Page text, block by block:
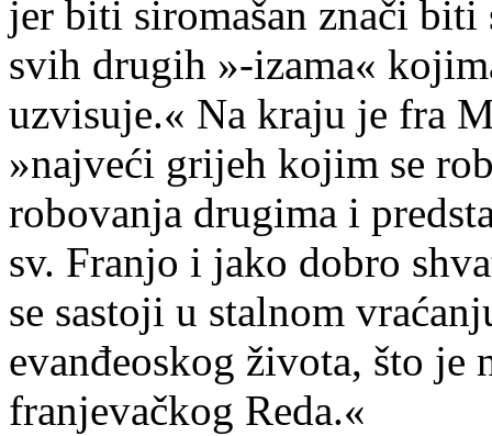
jer biti siromašan znači biti
svih drugih »-izama«
uzvisuje.« Na kraju je fra
»najveći grijeh kojim se
robovanja drugima i
sv. Franjo i jako dobro
se sastoji u stalnom
evanđeoskog života, što je
franjevačkog Reda.«